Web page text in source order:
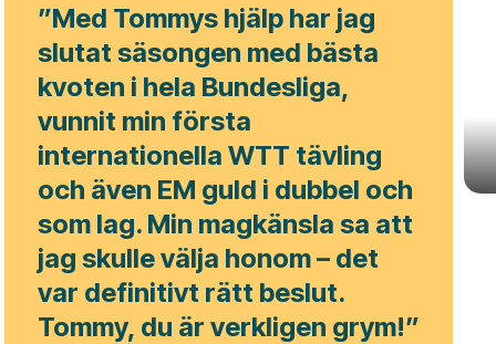
”Med Tommys hjälp har jag
slutat säsongen med bästa
kvoten i hela Bundesliga,
vunnit min första
internationella WTT tävling
och även EM guld i dubbel och
som lag. Min magkänsla sa att
jag skulle välja honom – det
var definitivt rätt beslut.
Tommy, du är verkligen grym!”